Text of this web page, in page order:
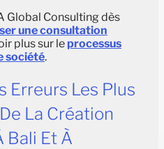
Global Consulting dès
une consultation
plus sur le processus
société.
Erreurs Les Plus
La Création
Bali Et À